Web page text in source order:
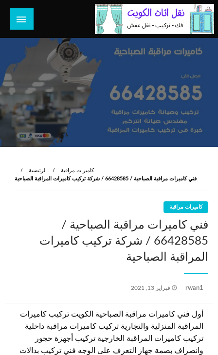
التخطي
إلى
المحتوى
هل تبحث عن أفضل خدمات بالكويت؟ خدمة فك نقل تركيب صيانة
تصليح جميع الخدمات المنزلية في الكويت
الرئيسية
كاميرات مراقبة
فني كاميرات مراقبة الصباحية / 66428585 / شركة تركيب كاميرات المراقبة الصباحية
كاميرات مراقبة
فني كاميرات مراقبة الصباحية /
66428585 / شركة تركيب كاميرات
المراقبة الصباحية
rwan1
نُشر
فبراير 13, 2021
أول فني كاميرات مراقبة الصباحية الكويت تركيب كاميرات
المراقبة المنزلية والتجارية تركيب كاميرات مراقبة داخلية
تركيب كاميرات المراقبة الخارجية تركيب أجهزة حجور
وانصراف بصمة جهاز التعرف على الوجه فني تركيب بدالات